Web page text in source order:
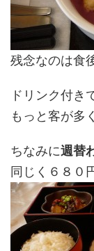
残念なのは食
ドリンク付き
もっと客が多
ちなみに週替
同じく６８０